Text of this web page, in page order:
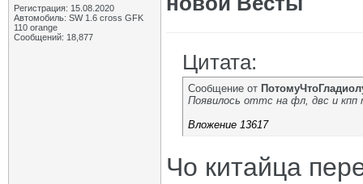
Регистрация: 15.08.2020
Автомобиль: SW 1.6 cross GFK
110 orange
Сообщений: 18,877
Цитата:
Сообщение от
Появилось оттс на фл, двс и кпп
Вложение 13617
Чо китайца